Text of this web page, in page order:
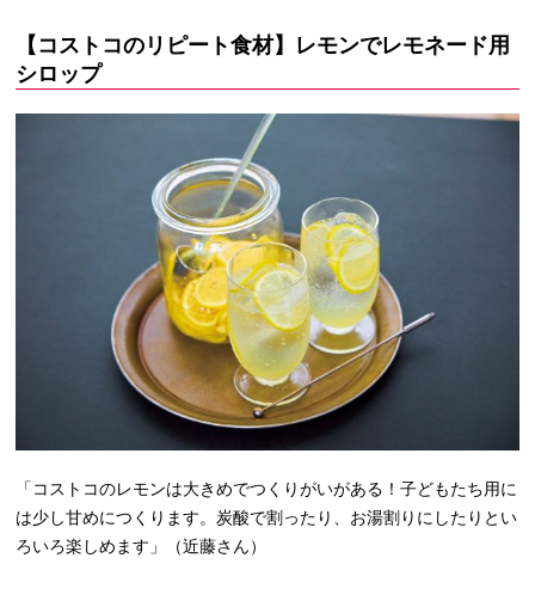
【コストコのリピート食材】レモンでレモネード用
シロップ
「コストコのレモンは大きめでつくりがいがある！子どもたち用に
は少し甘めにつくります。炭酸で割ったり、お湯割りにしたりとい
ろいろ楽しめます」（近藤さん）